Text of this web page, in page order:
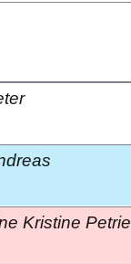
Kristine Petrie